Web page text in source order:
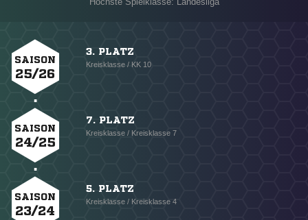
SAISON
25/26
3. PLATZ
Kreisklasse / KK 10
SAISON
24/25
7. PLATZ
Kreisklasse / Kreisklasse 7
SAISON
23/24
5. PLATZ
Kreisklasse / Kreisklasse 4